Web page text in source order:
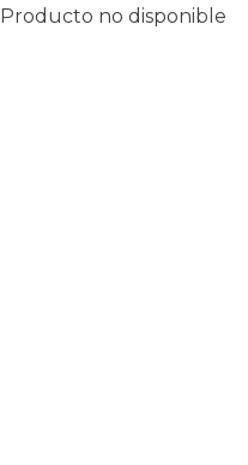
Producto no disponible